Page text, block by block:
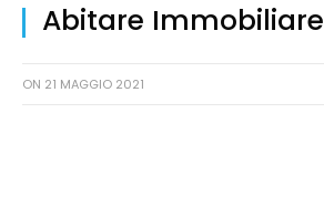
Abitare Immobiliare
ON 21 MAGGIO 2021